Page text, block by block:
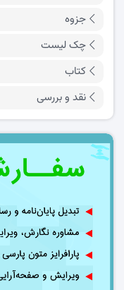
جزوه
چک لیست
کتاب
نقد و بررسی